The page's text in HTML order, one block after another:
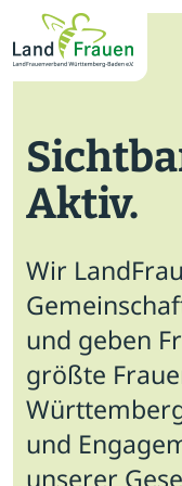
Aktiv.
Wir
und geben
größte
und
unserer
News
Verband
Politik
Vor Ort